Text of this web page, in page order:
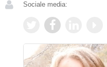
Sociale media: